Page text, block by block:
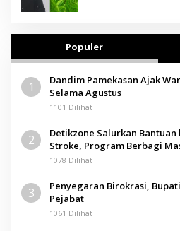
Populer
1
Dandim Pamekasan Ajak
Selama Agustus
1101 Dilihat
2
Detikzone Salurkan
Stroke, Program Berbagi
1078 Dilihat
3
Penyegaran Birokrasi,
Pejabat
1061 Dilihat